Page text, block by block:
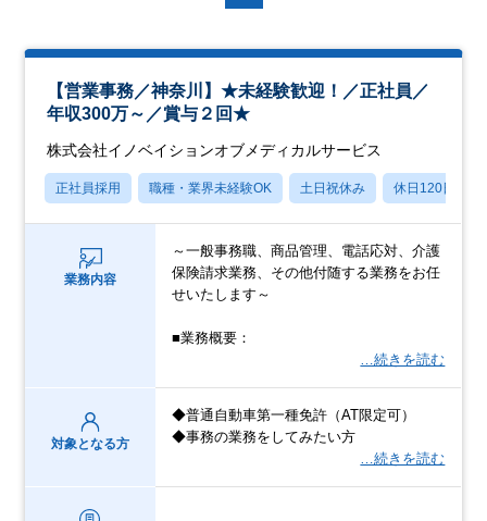
【営業事務／神奈川】★未経験歓迎！／正社員／
年収300万～／賞与２回★
株式会社イノベイションオブメディカルサービス
正社員採用 職種・業界未経験OK 土日祝休み 休日120日以上
業務内容
～一般事務職、商品管理、電話応対、介護
保険請求業務、その他付随する業務をお任
せいたします～
■業務概要：
…続きを読む
対象となる方
◆普通自動車第一種免許（AT限定可）
◆事務の業務をしてみたい方
…続きを読む